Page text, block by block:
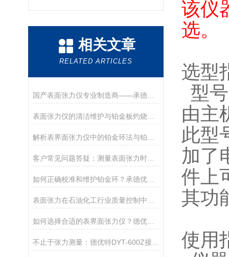
相关文章
RELATED ARTICLES
国产表面张力仪专业制造商——承德优特检测仪器制造有限公司
表面张力仪的清洁维护与铂金板灼烧处理
客户常见问题答疑：测量表面张力时为什么数值会跳动？
如何正确校准和维护铂金环？承德优特延长表面张力仪寿命的5点建议
如何选择合适的表界面张力仪？德优特全系列选型指南
不止于张力测量：德优特DYT-600Z接触角测定仪的多维分析能力
该仪
选。
选型
型
由主
此型
加了
件上
其功
使用